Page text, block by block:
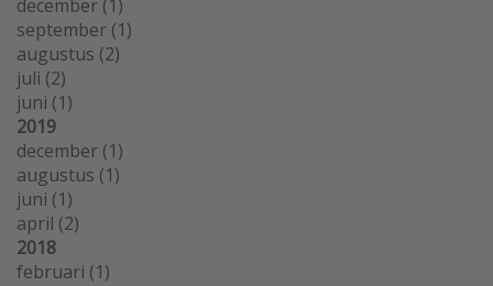
december (1)
september (1)
augustus (2)
juli (2)
juni (1)
2019
december (1)
augustus (1)
juni (1)
april (2)
2018
februari (1)